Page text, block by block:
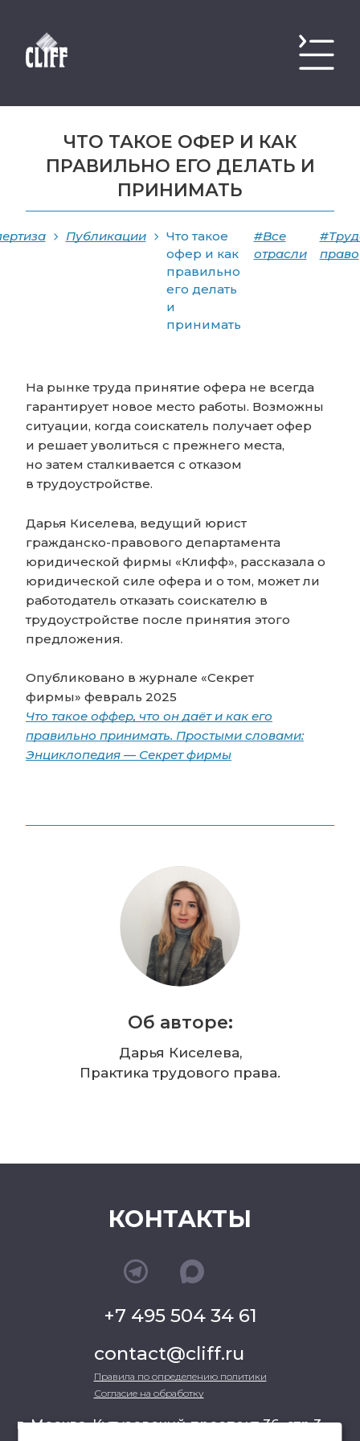
ЧТО ТАКОЕ ОФЕР И КАК
ПРАВИЛЬНО ЕГО ДЕЛАТЬ И
ПРИНИМАТЬ
Публикации
Что такое
офер и как
правильно
его делать
и
принимать
#Все
отрасли
право
На рынке труда принятие офера не всегда
гарантирует новое место работы. Возможны
ситуации, когда соискатель получает офер
и решает уволиться с прежнего места,
но затем сталкивается с отказом
в трудоустройстве.
Дарья Киселева, ведущий юрист
гражданско-правового департамента
юридической фирмы «Клифф», рассказала о
юридической силе офера и о том, может ли
работодатель отказать соискателю в
трудоустройстве после принятия этого
предложения.
Опубликовано в журнале «Секрет
фирмы» февраль 2025
Что такое оффер, что он даёт и как его
правильно принимать. Простыми словами:
Энциклопедия — Секрет фирмы
Об авторе:
Дарья Киселева,
Практика трудового права.
КОНТАКТЫ
+7 495 504 34 61
contact@cliff.ru
Правила по определению политики
Согласие на обработку
г. Москва, Кутузовский проспект 36, стр.3 ,